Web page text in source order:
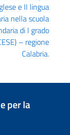
e II lingua
nella scuola
di I grado
– regione
Calabria.
per la